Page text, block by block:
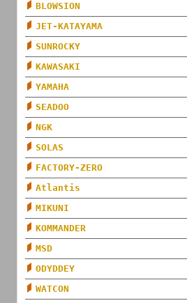
BLOWSION
JET-KATAYAMA
SUNROCKY
KAWASAKI
YAMAHA
SEADOO
NGK
SOLAS
FACTORY-ZERO
Atlantis
MIKUNI
KOMMANDER
MSD
ODYDDEY
WATCON